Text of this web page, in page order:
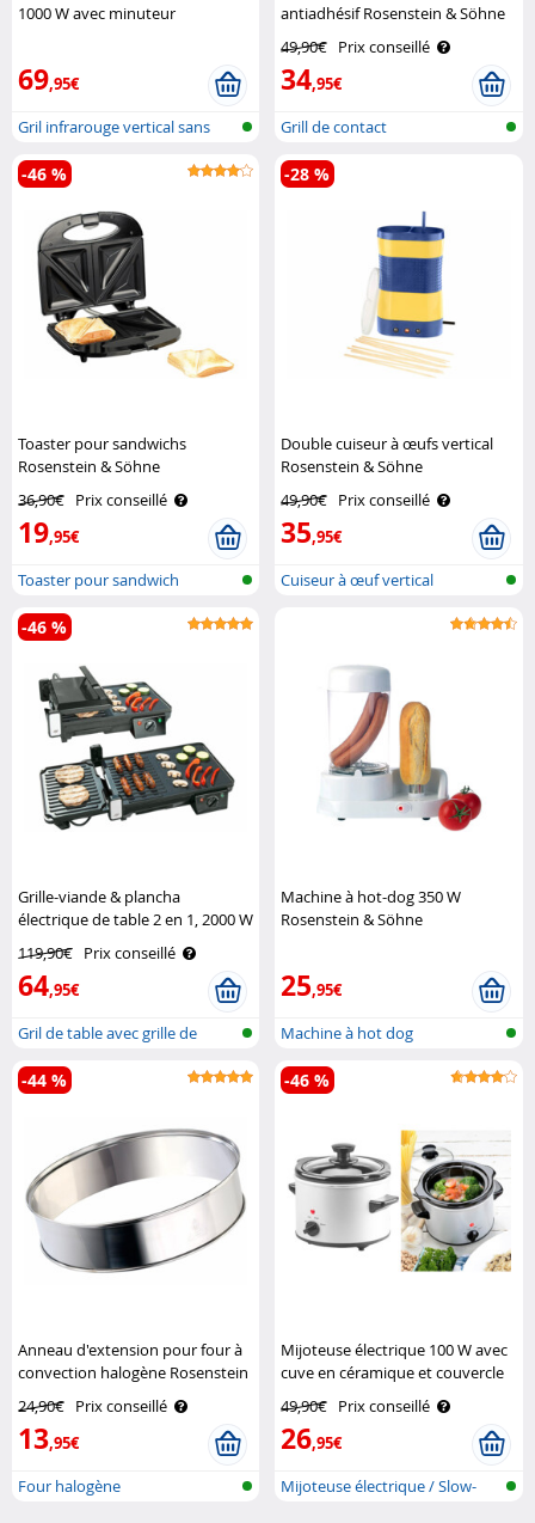
1000 W avec minuteur
69,95€
Gril infrarouge vertical sans
fumée
antiadhésif Rosenstein & Söhne
49,90€ Prix conseillé
34,95€
Grill de contact
Toaster pour sandwichs
Rosenstein & Söhne
36,90€ Prix conseillé
19,95€
-46 %
Toaster pour sandwich
Double cuiseur à œufs vertical
Rosenstein & Söhne
49,90€ Prix conseillé
35,95€
-28 %
Cuiseur à œuf vertical
Grille-viande & plancha
électrique de table 2 en 1, 2000 W
119,90€ Prix conseillé
64,95€
-46 %
Gril de table avec grille de
contac..
Machine à hot-dog 350 W
Rosenstein & Söhne
25,95€
Machine à hot dog
Anneau d'extension pour four à
convection halogène Rosenstein
24,90€ Prix conseillé
13,95€
-44 %
Four halogène
Mijoteuse électrique 100 W avec
cuve en céramique et couvercle
en verre, 1,4 L Rosenstein &
Söhne
49,90€ Prix conseillé
26,95€
-46 %
Mijoteuse électrique / Slow-